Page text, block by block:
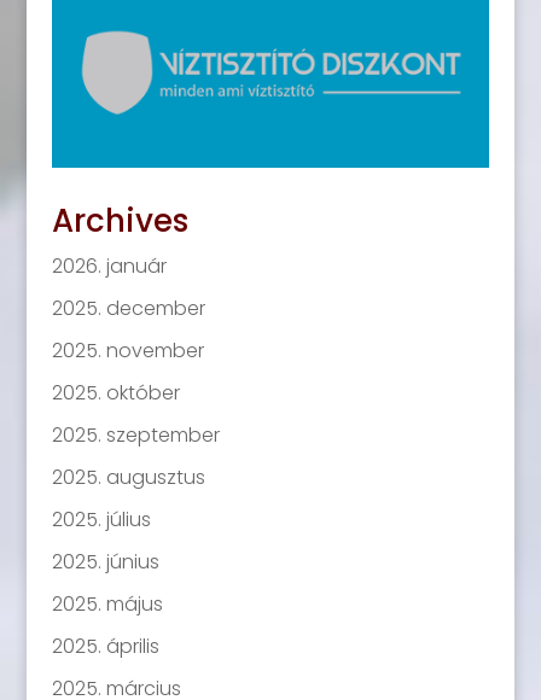
Archives
2026. január
2025. december
2025. november
2025. október
2025. szeptember
2025. augusztus
2025. július
2025. június
2025. május
2025. április
2025. március